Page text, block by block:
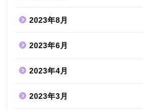
2023年8月
2023年6月
2023年4月
2023年3月